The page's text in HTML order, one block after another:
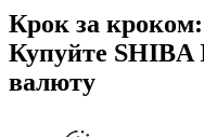
Крок за кроком:
Купуйте SHIBA
валюту